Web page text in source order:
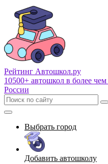
Рейтинг Автошкол.ру
10500+ автошкол в более
России
Выбрать город
Добавить автошколу